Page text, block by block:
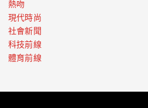
熱吻
現代時尚
社會新聞
科技前線
體育前線